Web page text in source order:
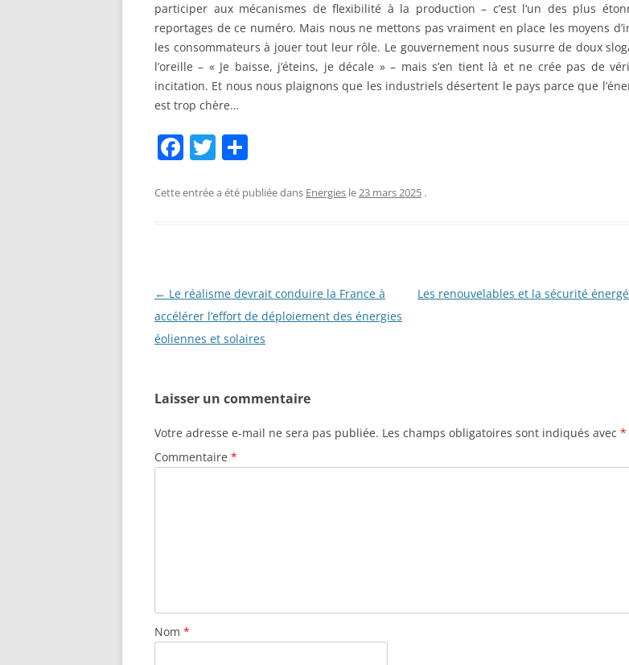
participer aux mécanismes de flexibilité à la production – c’est l’un des plus
reportages de ce numéro. Mais nous ne mettons pas vraiment en place les moyens
les consommateurs à jouer tout leur rôle. Le gouvernement nous susurre de doux
l’oreille – « Je baisse, j’éteins, je décale » – mais s’en tient là et ne crée pas de
incitation. Et nous nous plaignons que les industriels désertent le pays parce que
est trop chère…
F
c
o
k
T
itt ta
Cette entrée a été publiée dans Energies le23 mars 2025 .
Navigation
des
articles
← Le réalisme devrait conduire la France à
accélérer l’effort de déploiement des énergies
éoliennes et solaires
Les renouvelables et la sécurité
Laisser un commentaire
Votre adresse e-mail ne sera pas publiée. Les champs obligatoires sont indiqués avec *
Commentaire *
Nom *